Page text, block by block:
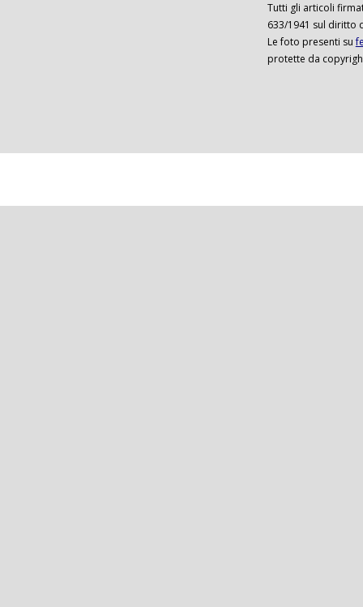
Tutti gli articoli
633/1941 sul diritto
Le foto presenti su
protette da